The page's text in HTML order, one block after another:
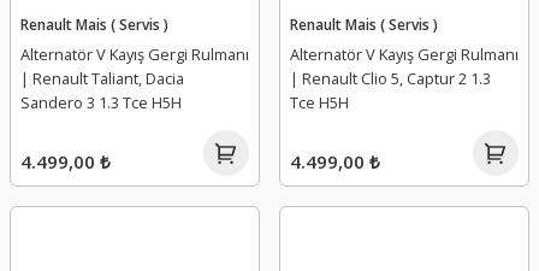
Renault Mais ( Servis )
Alternatör V Kayış Gergi Rulmanı
| Renault Taliant, Dacia
Sandero 3 1.3 Tce H5H
4.499,00 ₺
Renault Mais ( Servis )
Alternatör V Kayış Gergi Rulmanı
| Renault Clio 5, Captur 2 1.3
Tce H5H
4.499,00 ₺